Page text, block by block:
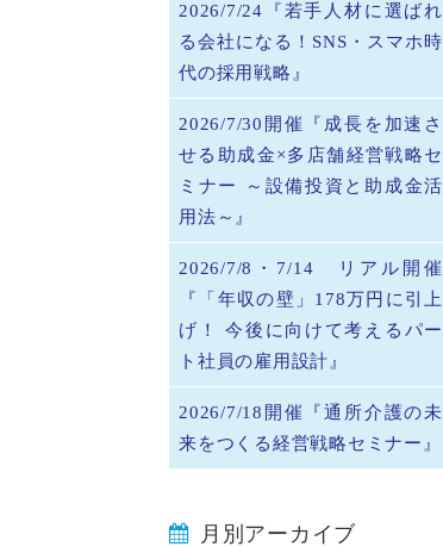
2026/7/24『若手人材に選ばれ
る会社になる！SNS・スマホ時
代の採用戦略』
2026/7/30開催『成長を加速さ
せる助成金×多店舗経営戦略セ
ミナー ～設備投資と助成金活
用法～』
2026/7/8・7/14 リアル開催
『「年収の壁」178万円に引上
げ！ 今後に向けて考えるパー
ト社員の雇用設計』
2026/7/18開催『通所介護の未
来をつくる経営戦略セミナー』
月別アーカイブ